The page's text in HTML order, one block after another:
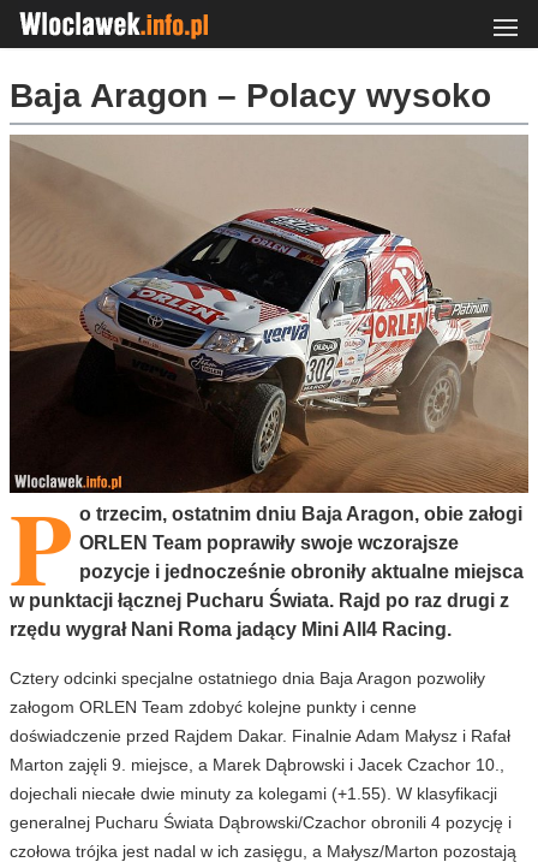
Baja Aragon – Polacy wysoko
P o trzecim, ostatnim dniu Baja Aragon, obie załogi
ORLEN Team poprawiły swoje wczorajsze
pozycje i jednocześnie obroniły aktualne miejsca
w punktacji łącznej Pucharu Świata. Rajd po raz drugi z
rzędu wygrał Nani Roma jadący Mini All4 Racing.
Cztery odcinki specjalne ostatniego dnia Baja Aragon pozwoliły
załogom ORLEN Team zdobyć kolejne punkty i cenne
doświadczenie przed Rajdem Dakar. Finalnie Adam Małysz i Rafał
Marton zajęli 9. miejsce, a Marek Dąbrowski i Jacek Czachor 10.,
dojechali niecałe dwie minuty za kolegami (+1.55). W klasyfikacji
generalnej Pucharu Świata Dąbrowski/Czachor obronili 4 pozycję i
czołowa trójka jest nadal w ich zasięgu, a Małysz/Marton pozostają